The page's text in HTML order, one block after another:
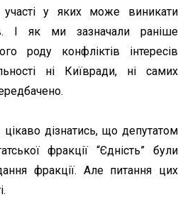
у яких може виникати
І як ми зазначали раніше
роду конфліктів інтересів
ні Київради, ні самих
цікаво дізнатись, що депутатом
фракції “Єдність” були
фракції. Але питання цих